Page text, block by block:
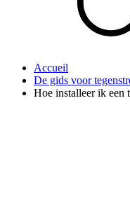
Accueil
De gids voor
Hoe installeer ik een